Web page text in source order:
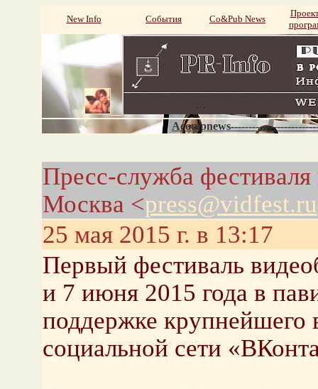
New Info События Со&Pub News
Пресс-служба
Москва <press@vidfest.ru
25 мая 2015 г. в 13:17
Первый фестиваль
и 7 июня 2015 года в
поддержке крупнейшего
социальной сети